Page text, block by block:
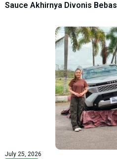
Sauce Akhirnya Divonis Bebas
July 25, 2026